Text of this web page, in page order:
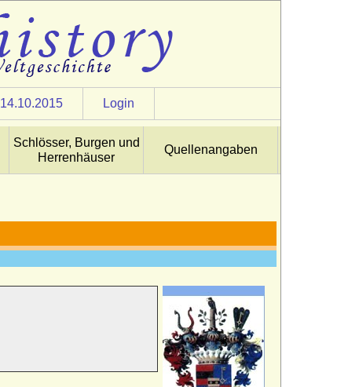
14.10.2015 Login
Schlösser, Burgen und
Herrenhäuser
Quellenangaben